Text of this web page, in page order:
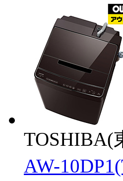
TOSHIBA(
AW-